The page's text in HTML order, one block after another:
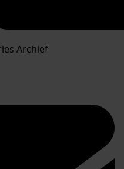
Archief